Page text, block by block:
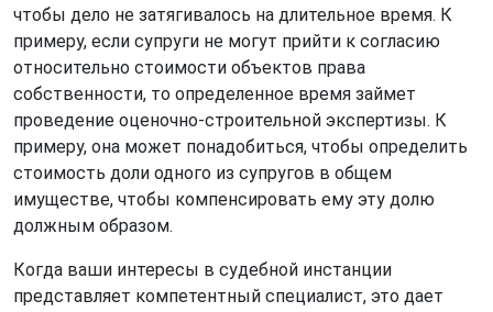
чтобы дело не затягивалось на длительное время. К
примеру, если супруги не могут прийти к согласию
относительно стоимости объектов права
собственности, то определенное время займет
проведение оценочно-строительной экспертизы. К
примеру, она может понадобиться, чтобы определить
стоимость доли одного из супругов в общем
имуществе, чтобы компенсировать ему эту долю
должным образом.
Когда ваши интересы в судебной инстанции
представляет компетентный специалист, это дает